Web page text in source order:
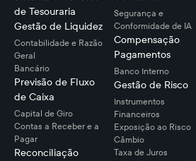
de Tesouraria
Gestão de Liquidez
Contabilidade e Razão
Geral
Bancário
Previsão de Fluxo
de Caixa
Capital de Giro
Contas a Receber e a
Pagar
Reconciliação
Segurança e
Conformidade de IA
Compensação
Pagamentos
Banco Interno
Gestão de Risco
Instrumentos
Financeiros
Exposição ao Risco
Câmbio
Taxa de Juros